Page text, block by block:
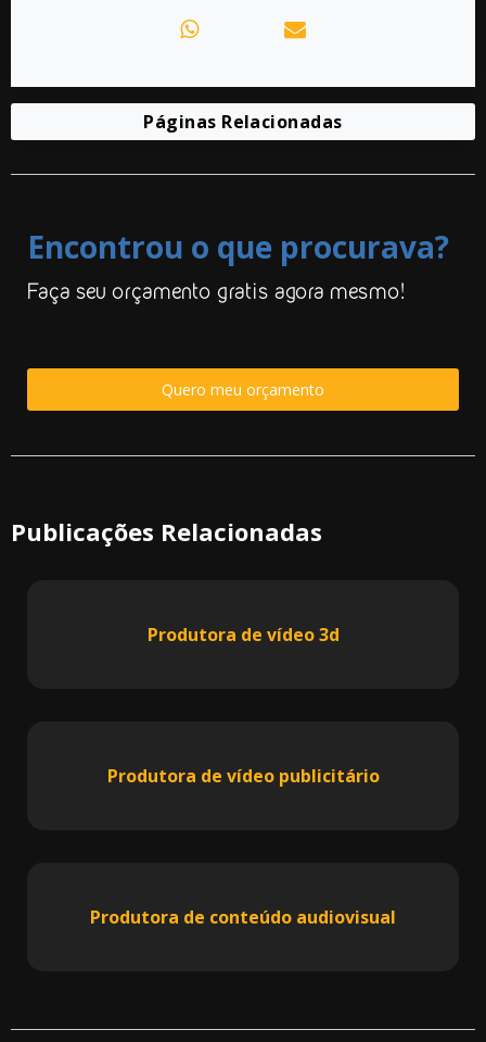
Páginas Relacionadas
Encontrou o que procurava?
Faça seu orçamento gratis agora mesmo!
Quero meu orçamento
Publicações Relacionadas
Produtora de vídeo 3d
Produtora de vídeo publicitário
Produtora de conteúdo audiovisual